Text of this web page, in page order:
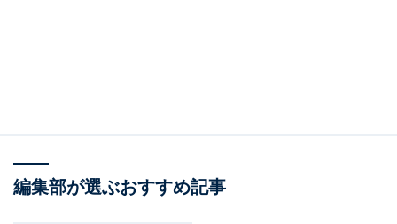
編集部が選ぶおすすめ記事